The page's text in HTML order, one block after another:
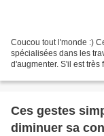
Coucou tout l'monde :)
spécialisées dans les
d'augmenter. S'il est
Ces gestes
diminuer sa